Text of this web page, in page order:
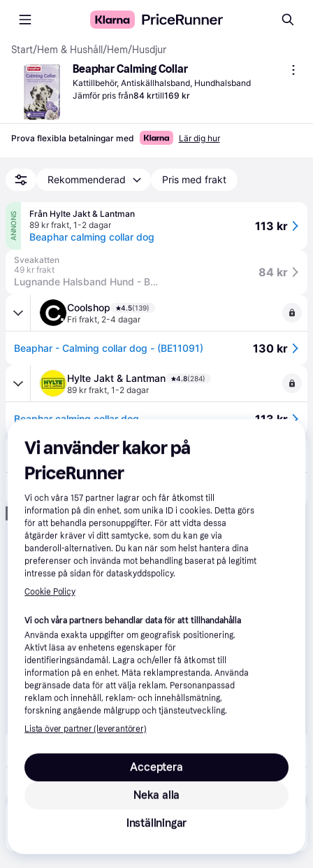
Start/Hem & Hushåll /Hem/Husdjur
Beaphar Calming Collar
Kattillbehör, Antiskällhalsband, Hundhalsband
Jämför pris från84 krtill169 kr
Prova flexibla betalningar med Lär dig hur
Rekommenderad Pris med frakt
ANNONS
Från Hylte Jakt & Lantman
89 kr frakt, 1-2 dagar
Beaphar calming collar dog
113 kr
Sveakatten
49 kr frakt
Lugnande Halsband Hund - Beaphar
84 kr
Coolshop 4.5(139)
Fri frakt, 2-4 dagar
Beaphar - Calming collar dog - (BE11091) 130 kr
Hylte Jakt & Lantman 4.8(284)
89 kr frakt, 1-2 dagar
Beaphar calming collar dog 113 kr
Proshop.se 4.5 (589)
Annons
79 kr frakt
Calming Hundhalsband Hund 169 kr
Produkten finns även hos 1 butik som valt att inte
Vi använder kakor på
PriceRunner
Vi och våra157 partner lagrar och får åtkomst till
information på din enhet, som unika ID i cookies. Detta görs
för att behandla personuppgifter. För att vidta dessa
åtgärder kräver vi ditt samtycke, som du kan ge via
banderoll-alternativen. Du kan när som helst hantera dina
preferenser och invända mot behandling baserat på legitimt
intresse på sidan för dataskyddspolicy.
Cookie Policy
Vi och våra partners behandlar data för att tillhandahålla
Använda exakta uppgifter om geografisk positionering.
Aktivt läsa av enhetens egenskaper för
identifieringsändamål. Lagra och/eller få åtkomst till
information på en enhet. Mäta reklamprestanda. Använda
begränsade data för att välja reklam. Personanpassad
reklam och innehåll, reklam- och innehållsmätning,
forskning angående målgrupp och tjänsteutveckling.
Lista över partner (leverantörer)
Neka alla
Acceptera
Inställningar